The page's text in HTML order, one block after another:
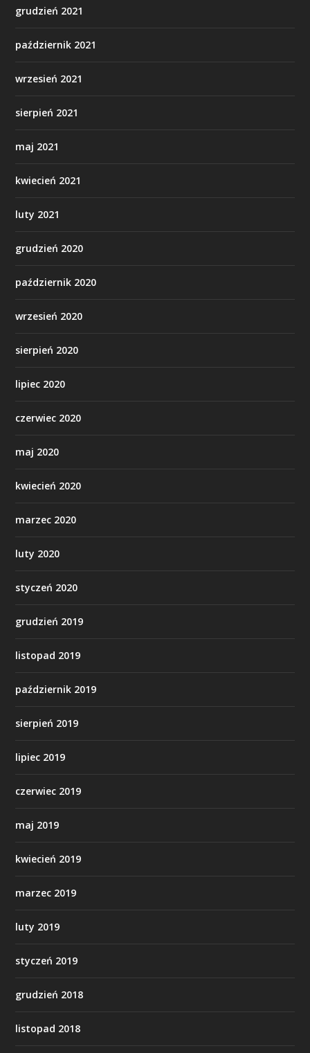
grudzień 2021
październik 2021
wrzesień 2021
sierpień 2021
maj 2021
kwiecień 2021
luty 2021
grudzień 2020
październik 2020
wrzesień 2020
sierpień 2020
lipiec 2020
czerwiec 2020
maj 2020
kwiecień 2020
marzec 2020
luty 2020
styczeń 2020
grudzień 2019
listopad 2019
październik 2019
sierpień 2019
lipiec 2019
czerwiec 2019
maj 2019
kwiecień 2019
marzec 2019
luty 2019
styczeń 2019
grudzień 2018
listopad 2018